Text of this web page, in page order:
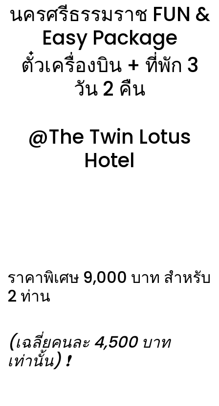
นครศรีธรรมราช FUN &
Easy Package
ตั๋วเครื่องบิน + ที่พัก 3
วัน 2 คืน
@The Twin Lotus
Hotel
ราคาพิเศษ 9,000 บาท สำหรับ
2 ท่าน
(เฉลี่ยคนละ 4,500 บาท
เท่านั้น) ❗️